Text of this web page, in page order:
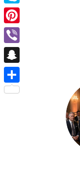
Skype
Pinterest
Viber
Snapchat
Ossza